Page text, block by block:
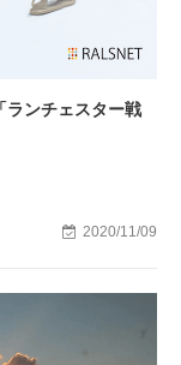
ランチェスター戦
2020/11/09